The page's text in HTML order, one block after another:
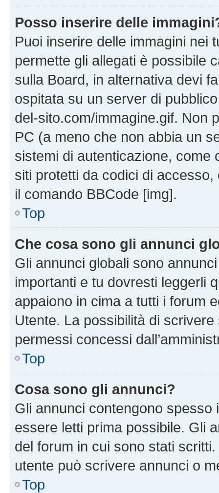
Posso inserire delle
Puoi inserire delle immagini nei
permette gli allegati è possibile
sulla Board, in alternativa devi
ospitata su un server di
del-sito.com/immagine.gif. Non
PC (a meno che non abbia un
sistemi di autenticazione, come
siti protetti da codici di
il comando BBCode [img].
Top
Che cosa sono gli annunci
Gli annunci globali sono
importanti e tu dovresti leggerli
appaiono in cima a tutti i forum
Utente. La possibilità di
permessi concessi
Top
Cosa sono gli annunci?
Gli annunci contengono
essere letti prima possibile. Gli
del forum in cui sono stati
utente può scrivere annunci o
Top